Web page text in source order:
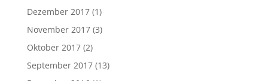
Dezember 2017(1)
November 2017(3)
Oktober 2017(2)
September 2017(13)